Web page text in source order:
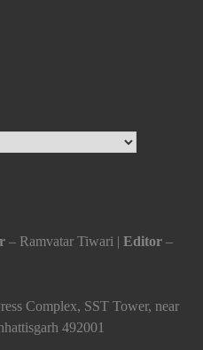
– Ramvatar Tiwari | Editor –
Complex, SST Tower, near
492001